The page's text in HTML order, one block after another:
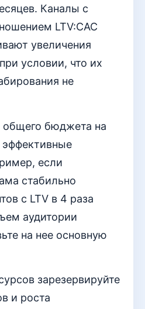
Каналы с
LTV:CAC
увеличения
условии, что их
не
общего бюджета на
эффективные
если
стабильно
с LTV в 4 раза
аудитории
на нее основную
зарезервируйте
и роста